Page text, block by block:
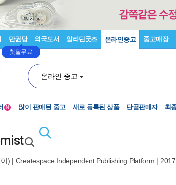
만권당
첫달무료
외국도서 알라딘굿즈 온라인중고 중고매장
온라인 중고
N 많이 판매된 중고 새로 등록된 상품 단골판매자 최
) | Createspace Independent Publishing Platform |